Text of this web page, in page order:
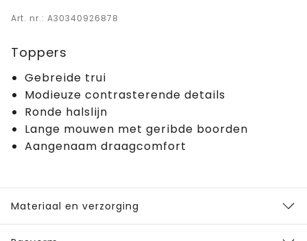
Art. nr.: A30340926878
Toppers
Gebreide trui
Modieuze contrasterende details
Ronde halslijn
Lange mouwen met geribde boorden
Aangenaam draagcomfort
Materiaal en verzorging